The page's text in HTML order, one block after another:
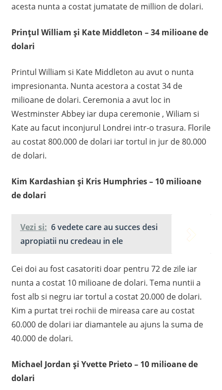
acesta nunta a costat jumatate de million de dolari.
Prințul William și Kate Middleton – 34 milioane de
dolari
Printul William si Kate Middleton au avut o nunta
impresionanta. Nunta acestora a costat 34 de
milioane de dolari. Ceremonia a avut loc in
Westminster Abbey iar dupa ceremonie , Wiliam si
Kate au facut inconjurul Londrei intr-o trasura. Florile
au costat 800.000 de dolari iar tortul in jur de 80.000
de dolari.
Kim Kardashian și Kris Humphries – 10 milioane
de dolari
Vezi si: 6 vedete care au succes desi
apropiatii nu credeau in ele
Cei doi au fost casatoriti doar pentru 72 de zile iar
nunta a costat 10 milioane de dolari. Tema nuntii a
fost alb si negru iar tortul a costat 20.000 de dolari.
Kim a purtat trei rochii de mireasa care au costat
60.000 de dolari iar diamantele au ajuns la suma de
40.000 de dolari.
Michael Jordan și Yvette Prieto – 10 milioane de
dolari